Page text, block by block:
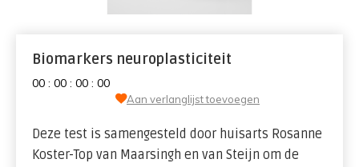
Biomarkers neuroplasticiteit
00 : 00 : 00 : 00
Aan verlanglijst toevoegen
Deze test is samengesteld door huisarts Rosanne
Koster-Top van Maarsingh en van Steijn om de